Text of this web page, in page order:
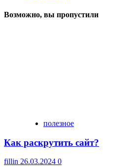
Возможно, вы пропустили
полезное
Как раскрутить сайт?
fillin 26.03.2024 0